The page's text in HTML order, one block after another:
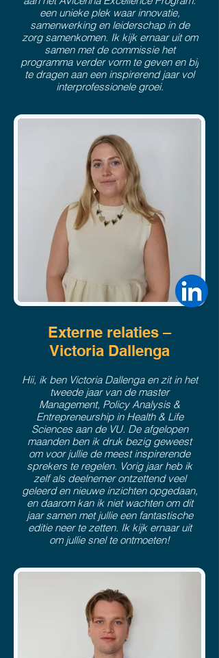
een unieke plek waar innovatie,
samenwerking en leiderschap in de
zorg samenkomen. Ik kijk ernaar uit om
samen met de commissie het
programma verder vorm te geven en bij
te dragen aan een inspirerend jaar vol
interprofessionele groei.
Externe relaties –
Victoria Dallenga
Hii, ik ben Victoria Dallenga en zit in het
tweede jaar van de master
Management, Policy Analysis &
Entrepreneurship in Health & Life
Sciences aan de VU. De afgelopen
maanden ben ik druk bezig geweest
om voor jullie de meest inspirerende
sprekers te regelen. Vorig jaar heb ik
zelf als deelnemer ontzettend veel
geleerd en nieuwe inzichten opgedaan,
en daarom kan ik niet wachten om dit
jaar samen met jullie een fantastische
editie neer te zetten. Ik kijk ernaar uit
om jullie snel te ontmoeten!